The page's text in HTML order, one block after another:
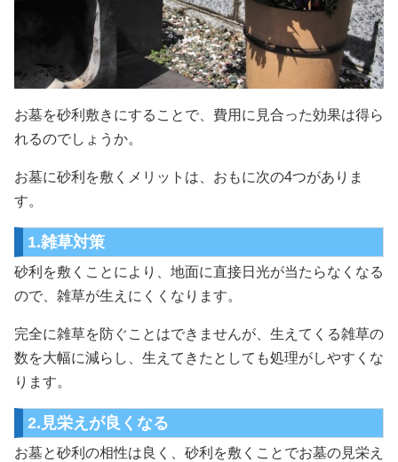
お墓を砂利敷きにすることで、費用に見合った効果は得ら
れるのでしょうか。
お墓に砂利を敷くメリットは、おもに次の4つがありま
す。
1.雑草対策
砂利を敷くことにより、地面に直接日光が当たらなくなる
ので、雑草が生えにくくなります。
完全に雑草を防ぐことはできませんが、生えてくる雑草の
数を大幅に減らし、生えてきたとしても処理がしやすくな
ります。
2.見栄えが良くなる
お墓と砂利の相性は良く、砂利を敷くことでお墓の見栄え